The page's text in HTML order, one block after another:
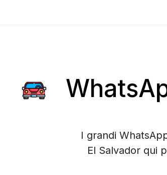
I grandi
El Salvador qui